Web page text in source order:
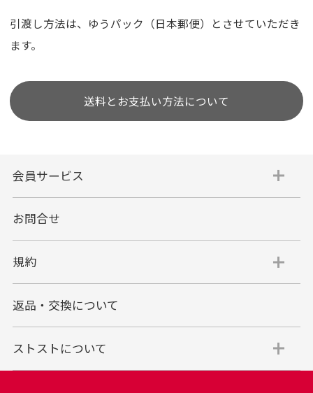
引渡し方法は、ゆうパック（日本郵便）とさせていただき
ます。
送料とお支払い方法について
会員サービス
お問合せ
規約
返品・交換について
ストストについて